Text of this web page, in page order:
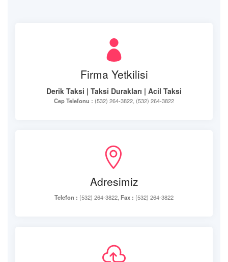
Firma Yetkilisi
Derik Taksi | Taksi Durakları | Acil Taksi
Cep Telefonu : (532) 264-3822, (532) 264-3822
Adresimiz
Telefon : (532) 264-3822, Fax : (532) 264-3822